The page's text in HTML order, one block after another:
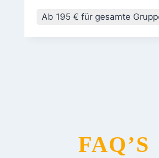
Ab 195 € für gesamte
FAQ’S